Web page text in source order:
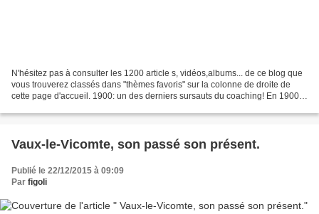
N'hésitez pas à consulter les 1200 article s, vidéos,albums... de ce blog que
vous trouverez classés dans "thèmes favoris" sur la colonne de droite de
cette page d'accueil. 1900: un des derniers sursauts du coaching! En 1900,
Vaux-le-Vicomte, son passé son présent.
Publié le 22/12/2015 à 09:09
Par figoli